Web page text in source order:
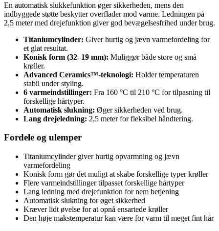
En automatisk slukkefunktion øger sikkerheden, mens den
indbyggede støtte beskytter overflader mod varme. Ledningen på
2,5 meter med drejefunktion giver god bevægelsesfrihed under brug.
Titaniumcylinder: Giver hurtig og jævn varmefordeling for
et glat resultat.
Konisk form (32–19 mm): Muliggør både store og små
krøller.
Advanced Ceramics™-teknologi: Holder temperaturen
stabil under styling.
6 varmeindstillinger: Fra 160 °C til 210 °C for tilpasning til
forskellige hårtyper.
Automatisk slukning: Øger sikkerheden ved brug.
Lang drejeledning: 2,5 meter for fleksibel håndtering.
Fordele og ulemper
Titaniumcylinder giver hurtig opvarmning og jævn
varmefordeling
Konisk form gør det muligt at skabe forskellige typer krøller
Flere varmeindstillinger tilpasset forskellige hårtyper
Lang ledning med drejefunktion for nem betjening
Automatisk slukning for øget sikkerhed
Kræver lidt øvelse for at opnå ensartede krøller
Den høje makstemperatur kan være for varm til meget fint hår